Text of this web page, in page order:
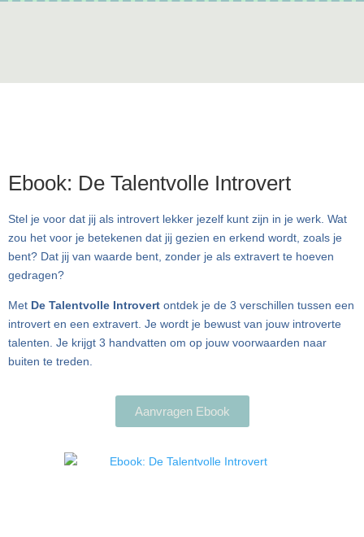
Ebook: De Talentvolle Introvert
Stel je voor dat jij als introvert lekker jezelf kunt zijn in je werk. Wat
zou het voor je betekenen dat jij gezien en erkend wordt, zoals je
bent? Dat jij van waarde bent, zonder je als extravert te hoeven
gedragen?
Met De Talentvolle Introvert ontdek je de 3 verschillen tussen een
introvert en een extravert. Je wordt je bewust van jouw introverte
talenten. Je krijgt 3 handvatten om op jouw voorwaarden naar
buiten te treden.
Aanvragen Ebook